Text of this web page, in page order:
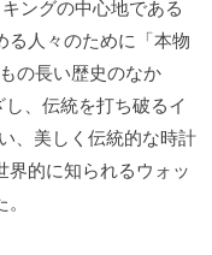
ングの中心地である
る人々のために「本物
の長い歴史のなか
ざし、伝統を打ち破るイ
、美しく伝統的な時計
界的に知られるウォッ